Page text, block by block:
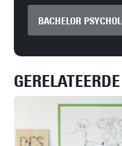
BACHELOR